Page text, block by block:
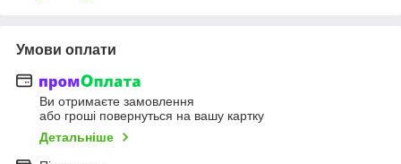
Умови оплати
Ви отримаєте замовлення
або гроші повернуться на вашу картку
Детальніше